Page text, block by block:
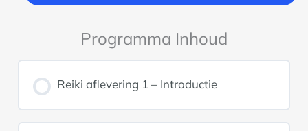
Programma Inhoud
Reiki aflevering 1 – Introductie